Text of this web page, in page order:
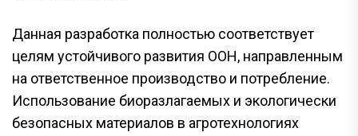
Данная разработка полностью соответствует
целям устойчивого развития ООН, направленным
на ответственное производство и потребление.
Использование биоразлагаемых и экологически
безопасных материалов в агротехнологиях